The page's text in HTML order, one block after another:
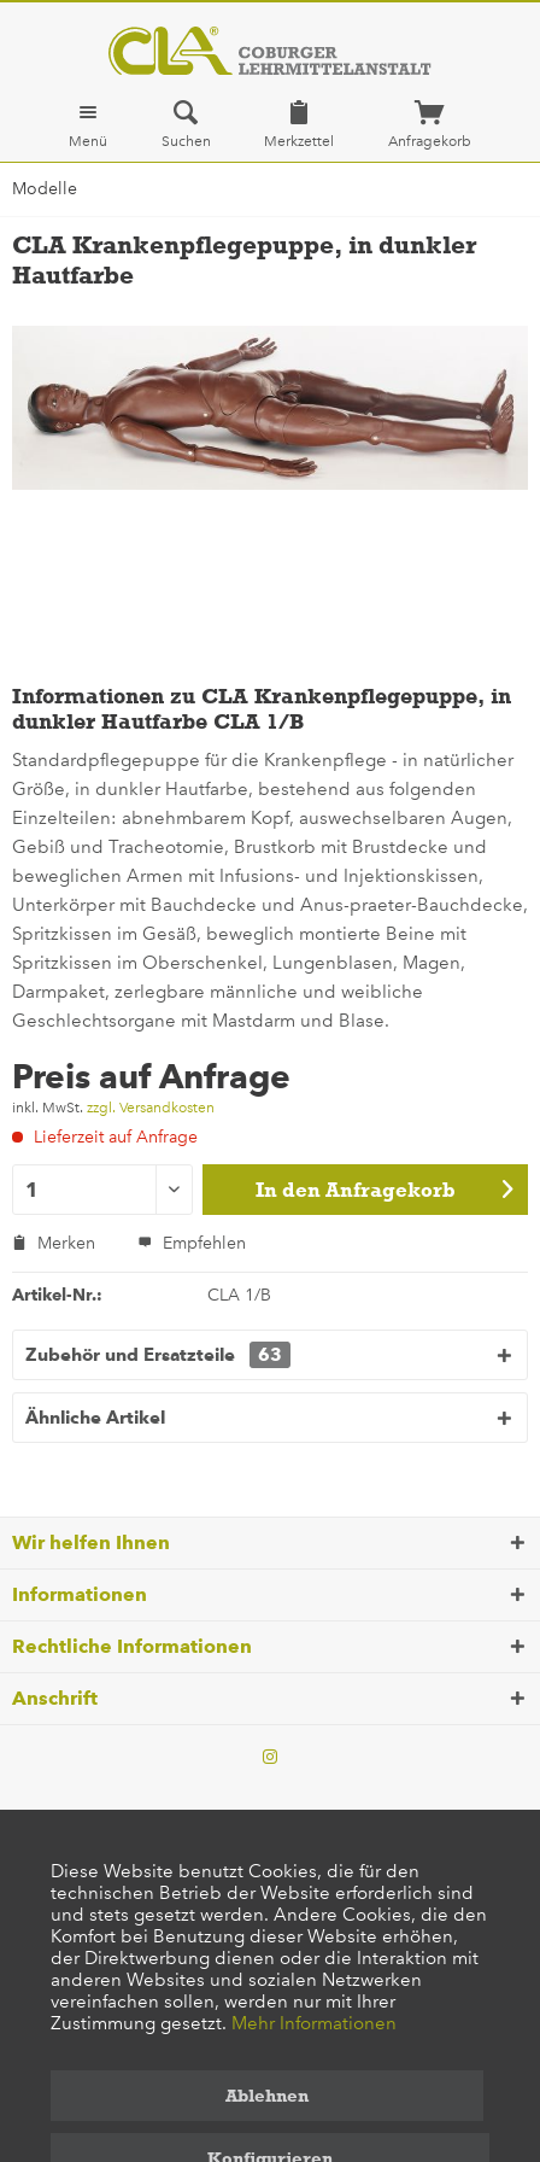
Menü Suchen Merkzettel Anfragekorb
Modelle
CLA Krankenpflegepuppe, in dunkler
Hautfarbe
Informationen zu CLA Krankenpflegepuppe, in
dunkler Hautfarbe CLA 1/B
Standardpflegepuppe für die Krankenpflege - in natürlicher
Größe, in dunkler Hautfarbe, bestehend aus folgenden
Einzelteilen: abnehmbarem Kopf, auswechselbaren Augen,
Gebiß und Tracheotomie, Brustkorb mit Brustdecke und
beweglichen Armen mit Infusions- und Injektionskissen,
Unterkörper mit Bauchdecke und Anus-praeter-Bauchdecke,
Spritzkissen im Gesäß, beweglich montierte Beine mit
Spritzkissen im Oberschenkel, Lungenblasen, Magen,
Darmpaket, zerlegbare männliche und weibliche
Geschlechtsorgane mit Mastdarm und Blase.
Preis auf Anfrage
inkl. MwSt. zzgl. Versandkosten
Lieferzeit auf Anfrage
In den Anfragekorb
Merken Empfehlen
Artikel-Nr.: CLA 1/B
Zubehör und Ersatzteile 63
Ähnliche Artikel
Wir helfen Ihnen
Informationen
Rechtliche Informationen
Anschrift
Diese Website benutzt Cookies, die für den
technischen Betrieb der Website erforderlich sind
und stets gesetzt werden. Andere Cookies, die den
Komfort bei Benutzung dieser Website erhöhen,
der Direktwerbung dienen oder die Interaktion mit
anderen Websites und sozialen Netzwerken
vereinfachen sollen, werden nur mit Ihrer
Zustimmung gesetzt. Mehr Informationen
Ablehnen